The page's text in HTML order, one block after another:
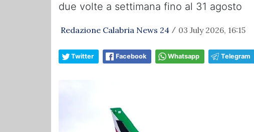
due volte a settimana fino al 31 agosto
Redazione Calabria News 24 / 03 July 2026, 16:15
Twitter Facebook Whatsapp Telegram